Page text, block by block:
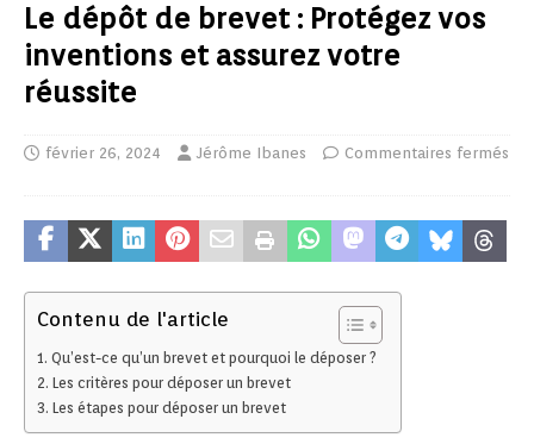
Le dépôt de brevet : Protégez vos
inventions et assurez votre
réussite
février 26, 2024 Jérôme Ibanes Commentaires fermés
Contenu de l'article
Qu’est-ce qu’un brevet et pourquoi le déposer ?
Les critères pour déposer un brevet
Les étapes pour déposer un brevet